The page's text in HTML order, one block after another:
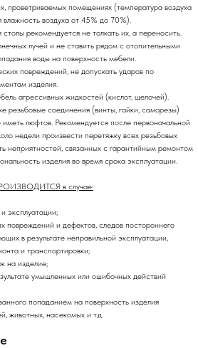
проветриваемых помещениях (температура воздуха
воздуха от 45% до 70%).
рекомендуется не толкать их, а переносить.
лучей и не ставить рядом с отопительными
воды на поверхность мебели.
повреждений, не допускать ударов по
изделия.
агрессивных жидкостей (кислот, щелочей).
резьбовые соединения (винты, гайки, саморезы)
люфтов. Рекомендуется после первоначальной
недели произвести перетяжку всех резьбовых
неприятностей, связанных с гарантийным ремонтом
изделия во время срока эксплуатации.
в случае:
эксплуатации;
повреждений и дефектов, следов постороннего
в результате неправильной эксплуатации,
и транспортировки;
на изделие;
умышленных или ошибочных действий
попаданием на поверхность изделия
животных, насекомых и т.д.